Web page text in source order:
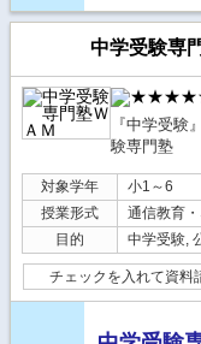
中学受験専
『中学受験
験専門塾
対象学年
小1～6
授業形式
通信教育
目的
中学受験,
チェックを入れて資料